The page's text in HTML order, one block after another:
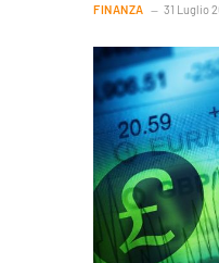
FINANZA 31 Luglio